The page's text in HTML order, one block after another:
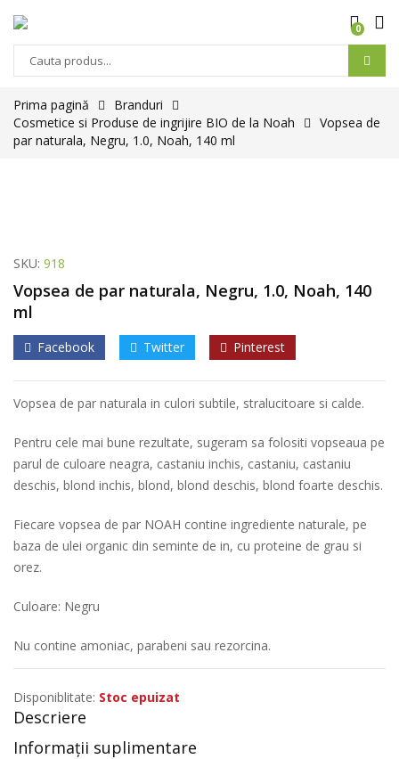
0
Prima pagină
Branduri
Cosmetice si Produse de ingrijire BIO de la Noah
Vopsea de
par naturala, Negru, 1.0, Noah, 140 ml
SKU: 918
Vopsea de par naturala, Negru, 1.0, Noah, 140
ml
Facebook Twitter Pinterest
Vopsea de par naturala in culori subtile, stralucitoare si calde.
Pentru cele mai bune rezultate, sugeram sa folositi vopseaua pe
parul de culoare neagra, castaniu inchis, castaniu, castaniu
deschis, blond inchis, blond, blond deschis, blond foarte deschis.
Fiecare vopsea de par NOAH contine ingrediente naturale, pe
baza de ulei organic din seminte de in, cu proteine de grau si
orez.
Culoare: Negru
Nu contine amoniac, parabeni sau rezorcina.
Disponiblitate: Stoc epuizat
Descriere
Informații suplimentare